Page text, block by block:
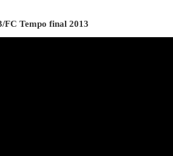
FC Tempo final 2013